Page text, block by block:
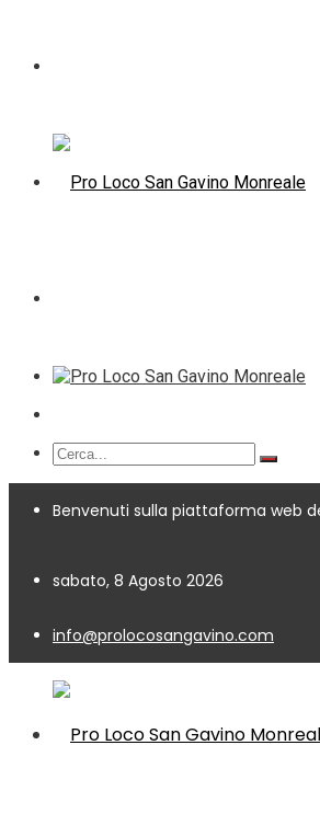
Benvenuti sulla piattaforma web
sabato, 8 Agosto 2026
info@prolocosangavino.com